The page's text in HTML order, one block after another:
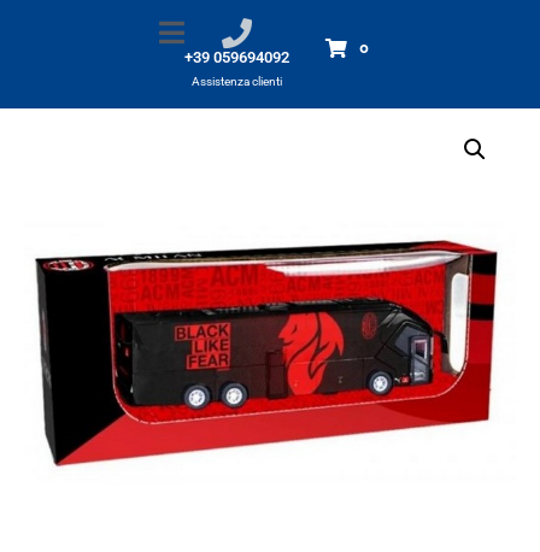
+39 059694092
Assistenza clienti
0
Prodotti 1/43 Bus Milan die cast